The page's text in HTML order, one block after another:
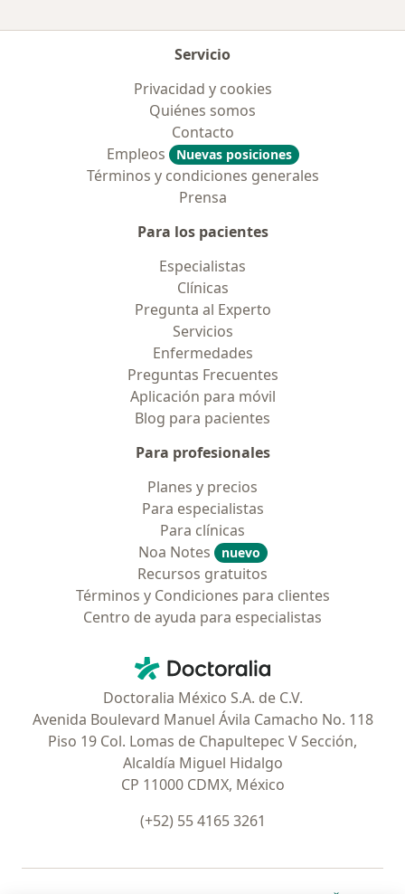
Servicio
Privacidad y cookies
Quiénes somos
Contacto
Empleos
Nuevas posiciones
Términos y condiciones generales
Prensa
Para los pacientes
Especialistas
Clínicas
Pregunta al Experto
Servicios
Enfermedades
Preguntas Frecuentes
Aplicación para móvil
Blog para pacientes
Para profesionales
Planes y precios
Para especialistas
Para clínicas
Noa Notes
nuevo
Recursos gratuitos
Términos y Condiciones para clientes
Centro de ayuda para especialistas
Doctoralia - Página de inicio
Doctoralia México S.A. de C.V.
Avenida Boulevard Manuel Ávila Camacho No. 118
Piso 19 Col. Lomas de Chapultepec V Sección,
Alcaldía Miguel Hidalgo
CP 11000 CDMX, México
(+52) 55 4165 3261